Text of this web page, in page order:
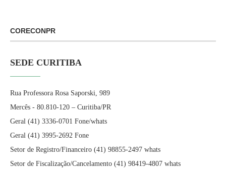
CORECONPR
SEDE CURITIBA
Rua Professora Rosa Saporski, 989
Mercês - 80.810-120 – Curitiba/PR
Geral (41) 3336-0701 Fone/whats
Geral (41) 3995-2692 Fone
Setor de Registro/Financeiro (41) 98855-2497 whats
Setor de Fiscalização/Cancelamento (41) 98419-4807 whats